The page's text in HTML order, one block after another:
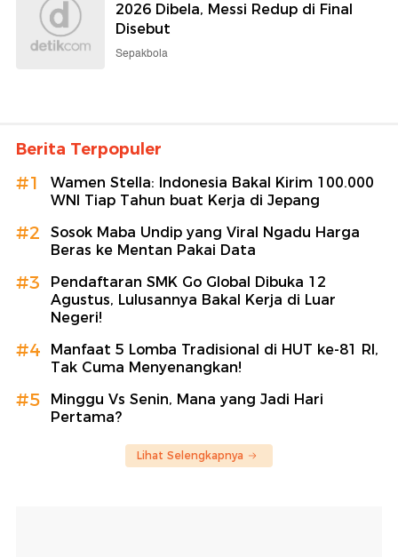
2026 Dibela, Messi Redup di Final
Disebut
Sepakbola
Berita Terpopuler
#1
Wamen Stella: Indonesia Bakal Kirim 100.000
WNI Tiap Tahun buat Kerja di Jepang
#2
Sosok Maba Undip yang Viral Ngadu Harga
Beras ke Mentan Pakai Data
#3
Pendaftaran SMK Go Global Dibuka 12
Agustus, Lulusannya Bakal Kerja di Luar
Negeri!
#4
Manfaat 5 Lomba Tradisional di HUT ke-81 RI,
Tak Cuma Menyenangkan!
#5
Minggu Vs Senin, Mana yang Jadi Hari
Pertama?
Lihat Selengkapnya